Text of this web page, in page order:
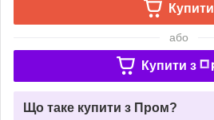
Купити
або
Купити з
Що таке купити з Пром?